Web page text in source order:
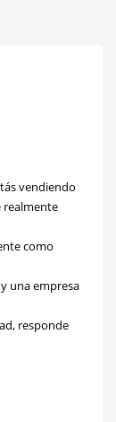
vendiendo
realmente
como
una empresa
responde